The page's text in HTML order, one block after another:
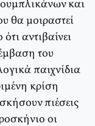
και
θα μοιραστεί
αντιβαίνει
του
παιχνίδια
κρίση
πιέσεις
οι